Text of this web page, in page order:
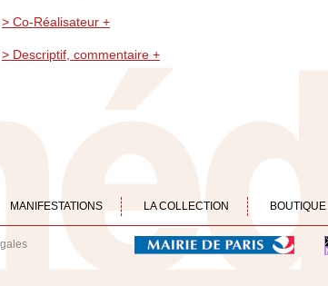
> Co-Réalisateur +
> Descriptif, commentaire +
MANIFESTATIONS LA COLLECTION BOUTIQUE